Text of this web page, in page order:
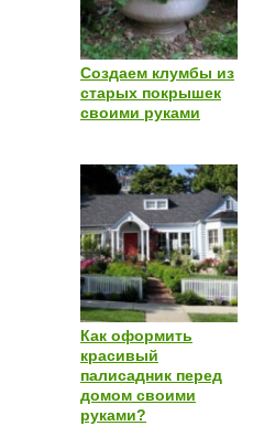
Создаем клумбы из
старых покрышек
своими руками
Как оформить
красивый
палисадник перед
домом своими
руками?